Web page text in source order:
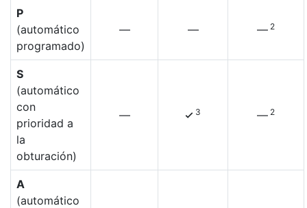
P
(automático
programado)
— — — 2
S
(automático
con
prioridad a
la
obturación)
— 4 3 — 2
A
(automático